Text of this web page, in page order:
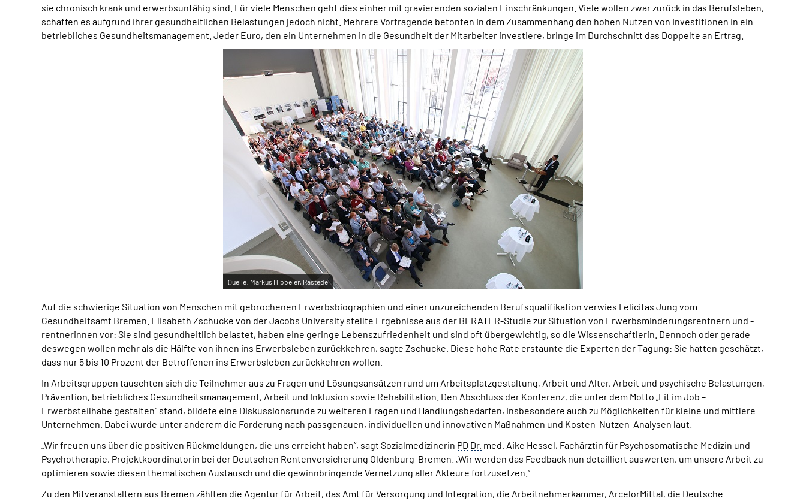
sie chronisch krank und erwerbsunfähig sind. Für viele Menschen geht dies einher mit gravierenden sozialen Einschränkungen. Viele wollen zwar zurück in das Berufsleben,
schaffen es aufgrund ihrer gesundheitlichen Belastungen jedoch nicht. Mehrere Vortragende betonten in dem Zusammenhang den hohen Nutzen von Investitionen in ein
betriebliches Gesundheitsmanagement. Jeder Euro, den ein Unternehmen in die Gesundheit der Mitarbeiter investiere, bringe im Durchschnitt das Doppelte an Ertrag.
Quelle: Markus Hibbeler, Rastede
Auf die schwierige Situation von Menschen mit gebrochenen Erwerbsbiographien und einer unzureichenden Berufsqualifikation verwies Felicitas Jung vom
Gesundheitsamt Bremen. Elisabeth Zschucke von der Jacobs University stellte Ergebnisse aus der BERATER-Studie zur Situation von Erwerbsminderungsrentnern und -
rentnerinnen vor: Sie sind gesundheitlich belastet, haben eine geringe Lebenszufriedenheit und sind oft übergewichtig, so die Wissenschaftlerin. Dennoch oder gerade
deswegen wollen mehr als die Hälfte von ihnen ins Erwerbsleben zurückkehren, sagte Zschucke. Diese hohe Rate erstaunte die Experten der Tagung: Sie hatten geschätzt,
dass nur 5 bis 10 Prozent der Betroffenen ins Erwerbsleben zurückkehren wollen.
In Arbeitsgruppen tauschten sich die Teilnehmer aus zu Fragen und Lösungsansätzen rund um Arbeitsplatzgestaltung, Arbeit und Alter, Arbeit und psychische Belastungen,
Prävention, betriebliches Gesundheitsmanagement, Arbeit und Inklusion sowie Rehabilitation. Den Abschluss der Konferenz, die unter dem Motto „Fit im Job –
Erwerbsteilhabe gestalten“ stand, bildete eine Diskussionsrunde zu weiteren Fragen und Handlungsbedarfen, insbesondere auch zu Möglichkeiten für kleine und mittlere
Unternehmen. Dabei wurde unter anderem die Forderung nach passgenauen, individuellen und innovativen Maßnahmen und Kosten-Nutzen-Analysen laut.
„Wir freuen uns über die positiven Rückmeldungen, die uns erreicht haben“, sagt Sozialmedizinerin PD Dr. med. Aike Hessel, Fachärztin für Psychosomatische Medizin und
Psychotherapie, Projektkoordinatorin bei der Deutschen Rentenversicherung Oldenburg-Bremen. „Wir werden das Feedback nun detailliert auswerten, um unsere Arbeit zu
optimieren sowie diesen thematischen Austausch und die gewinnbringende Vernetzung aller Akteure fortzusetzen.“
Zu den Mitveranstaltern aus Bremen zählten die Agentur für Arbeit, das Amt für Versorgung und Integration, die Arbeitnehmerkammer, ArcelorMittal, die Deutsche